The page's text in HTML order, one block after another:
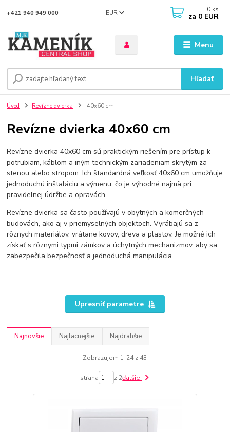
Menu
EUR
Hľadať
+421 940 949 000 0 ks
za 0 EUR
Úvod Revízne dvierka 40x60 cm
Revízne dvierka 40x60 cm
Revízne dvierka 40x60 cm sú praktickým riešením pre prístup k
potrubiam, káblom a iným technickým zariadeniam skrytým za
stenou alebo stropom. Ich štandardná veľkosť 40x60 cm umožňuje
jednoduchú inštaláciu a výmenu, čo je výhodné najmä pri
pravidelnej údržbe a opravách.
Revízne dvierka sa často používajú v obytných a komerčných
budovách, ako aj v priemyselných objektoch. Vyrábajú sa z
rôznych materiálov, vrátane kovov, dreva a plastov. Je možné ich
získať s rôznymi typmi zámkov a úchytných mechanizmov, aby sa
zabezpečila bezpečnosť a jednoduchá manipulácia.
Upresniť parametre
Najnovšie Najlacnejšie Najdrahšie
Zobrazujem 1-24 z 43
strana z 2ďalšie